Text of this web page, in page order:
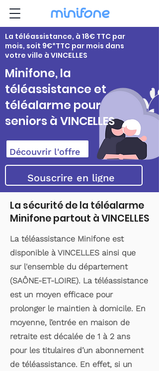
La téléassistance, à 18€ TTC par
mois, soit 9€*TTC par mois dans
votre ville à VINCELLES
Minifone, la
téléassistance et
téléalarme pour
seniors à VINCELLES
Découvrir l'offre
Souscrire en ligne
La sécurité de la téléalarme
Minifone partout à VINCELLES
La téléassistance Minifone est
disponible à VINCELLES ainsi que
sur l'ensemble du département
(SAÔNE-ET-LOIRE). La téléassistance
est un moyen efficace pour
prolonger le maintien à domicile. En
moyenne, l’entrée en maison de
retraite est décalée de 1 à 2 ans
pour les titulaires d’un abonnement
de téléassistance. En effet, si un